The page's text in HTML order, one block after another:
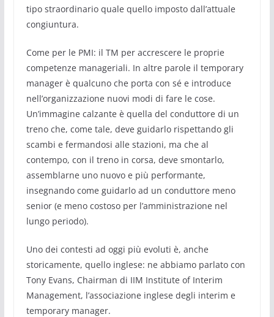
tipo straordinario quale quello imposto dall’attuale
congiuntura.
Come per le PMI: il TM per accrescere le proprie
competenze manageriali. In altre parole il temporary
manager è qualcuno che porta con sé e introduce
nell’organizzazione nuovi modi di fare le cose.
Un’immagine calzante è quella del conduttore di un
treno che, come tale, deve guidarlo rispettando gli
scambi e fermandosi alle stazioni, ma che al
contempo, con il treno in corsa, deve smontarlo,
assemblarne uno nuovo e più performante,
insegnando come guidarlo ad un conduttore meno
senior (e meno costoso per l’amministrazione nel
lungo periodo).
Uno dei contesti ad oggi più evoluti è, anche
storicamente, quello inglese: ne abbiamo parlato con
Tony Evans, Chairman di IIM Institute of Interim
Management, l’associazione inglese degli interim e
temporary manager.